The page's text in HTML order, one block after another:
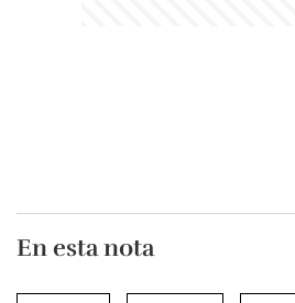
En esta nota